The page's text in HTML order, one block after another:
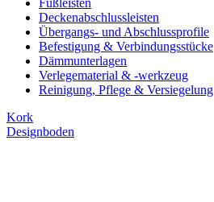
Fußleisten
Deckenabschlussleisten
Übergangs- und Abschlussprofile
Befestigung & Verbindungsstücke
Dämmunterlagen
Verlegematerial & -werkzeug
Reinigung, Pflege & Versiegelung
Kork
Designboden